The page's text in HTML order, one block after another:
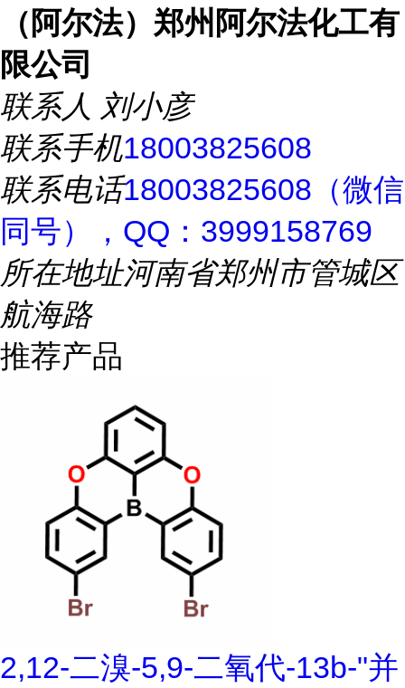
（阿尔法）郑州阿尔法化工有
限公司
联系人 刘小彦
联系手机18003825608
联系电话18003825608（微信
同号），QQ：3999158769
所在地址河南省郑州市管城区
航海路
推荐产品
2,12-二溴-5,9-二氧代-13b-"并